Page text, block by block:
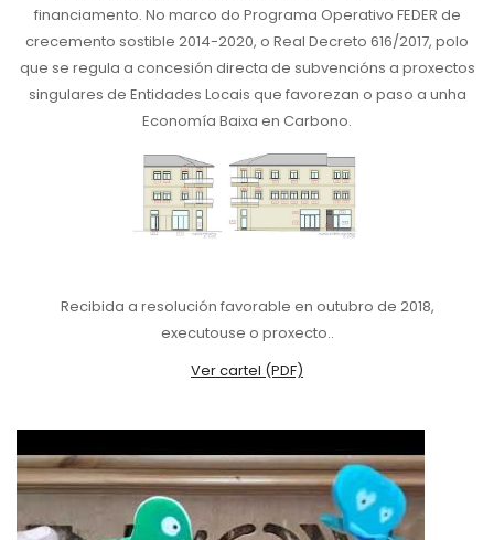
financiamento. No marco do Programa Operativo FEDER de
crecemento sostible 2014-2020, o Real Decreto 616/2017, polo
que se regula a concesión directa de subvencións a proxectos
singulares de Entidades Locais que favorezan o paso a unha
Economía Baixa en Carbono.
Recibida a resolución favorable en outubro de 2018,
executouse o proxecto..
Ver cartel (PDF)